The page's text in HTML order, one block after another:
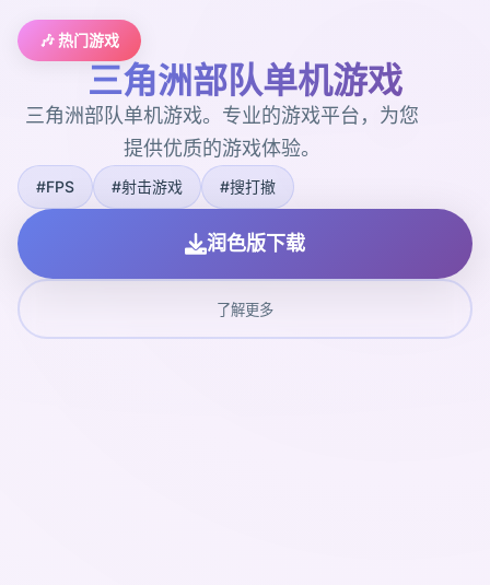
🎶 热门游戏
三角洲部队单机游戏
三角洲部队单机游戏。专业的游戏平台，为您
提供优质的游戏体验。
#FPS #射击游戏 #搜打撤
润色版下载
了解更多